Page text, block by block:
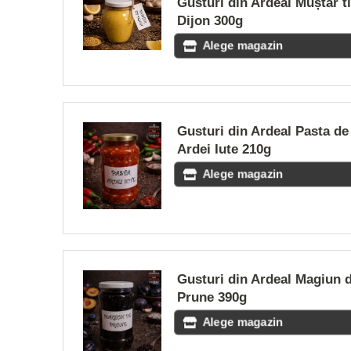
Dijon 300g
Alege magazin
Gusturi din Ardeal Pasta de
Ardei Iute 210g
Alege magazin
Gusturi din Ardeal Magiun
Prune 390g
Alege magazin